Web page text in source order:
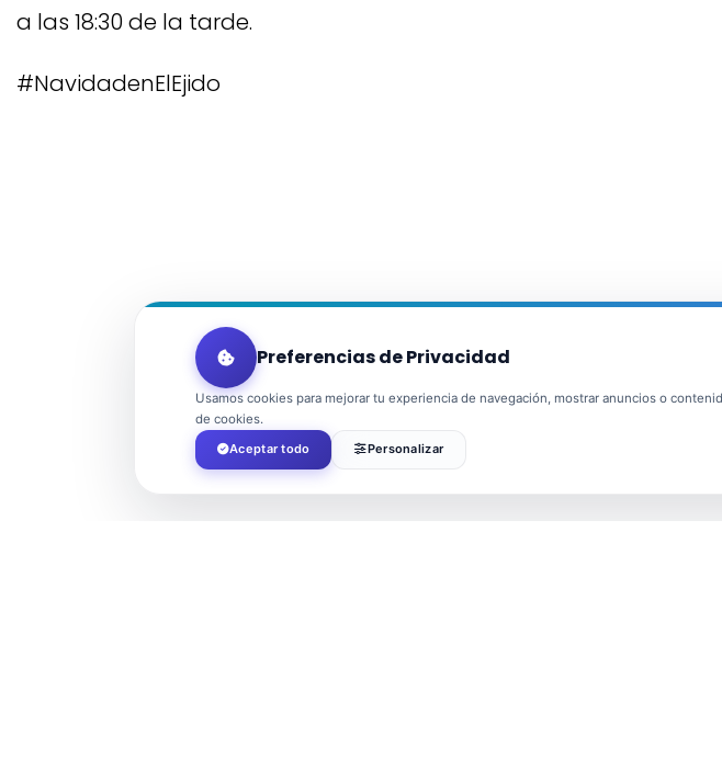
a las 18:30 de la tarde.
#NavidadenElEjido
Preferencias de Privacidad
Usamos cookies para mejorar tu experiencia de navegación, mostrar anuncios o
de cookies.
Aceptar todo
Personalizar